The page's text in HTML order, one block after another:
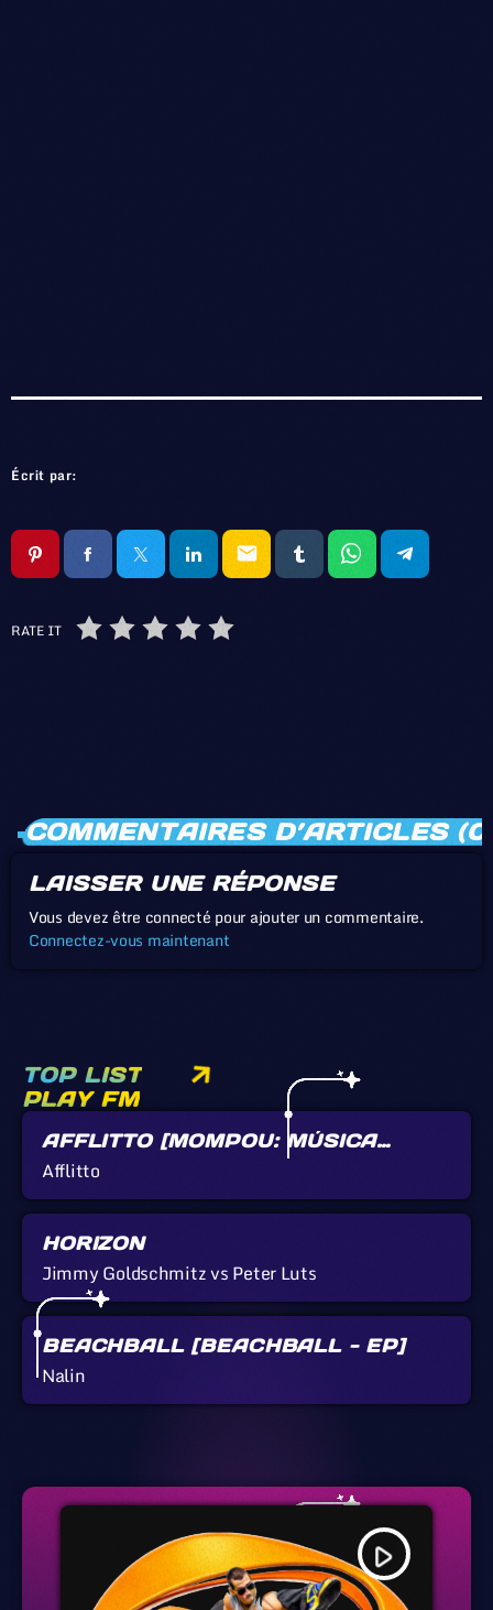
Écrit par:
email
RATE IT
COMMENTAIRES D’ARTICLES
LAISSER UNE RÉPONSE
Vous devez être connecté pour ajouter un commentaire.
Connectez-vous maintenant
TOP LIST
PLAY FM
AFFLITTO [MOMPOU: MÚSICA
CALLADA]
Afflitto
HORIZON
Jimmy Goldschmitz vs Peter Luts
BEACHBALL [BEACHBALL - EP]
Nalin
play_arrow